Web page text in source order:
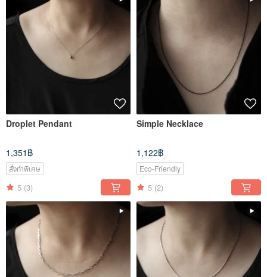
Droplet Pendant
1,351฿
สั่งทำพิเศษ
5 (3)
Simple Necklace
1,122฿
Eco-Friendly
5 (2)